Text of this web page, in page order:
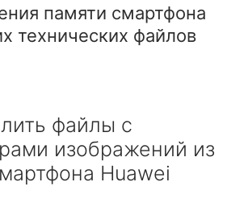
памяти смартфона
технических файлов
файлы с
изображений из
Huawei